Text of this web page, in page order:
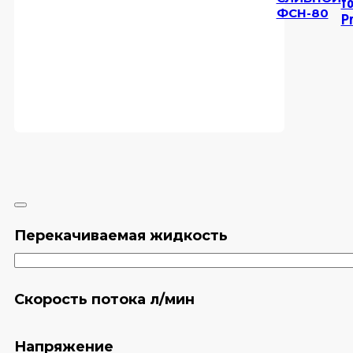
ФСН-80
Перекачиваемая жидкость
Скорость потока л/мин
Напряжение